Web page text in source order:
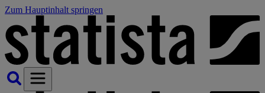
Zum Hauptinhalt springen